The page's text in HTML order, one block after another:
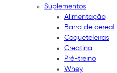
Suplementos
Alimentação
Barra de cereal
Coqueteleiras
Creatina
Pré-treino
Whey